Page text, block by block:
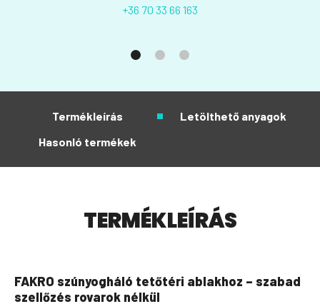
+36 70 33 66 163
Termékleírás
Letölthető anyagok
Hasonló termékek
TERMÉKLEÍRÁS
FAKRO szúnyogháló tetőtéri ablakhoz – szabad
szellőzés rovarok nélkül